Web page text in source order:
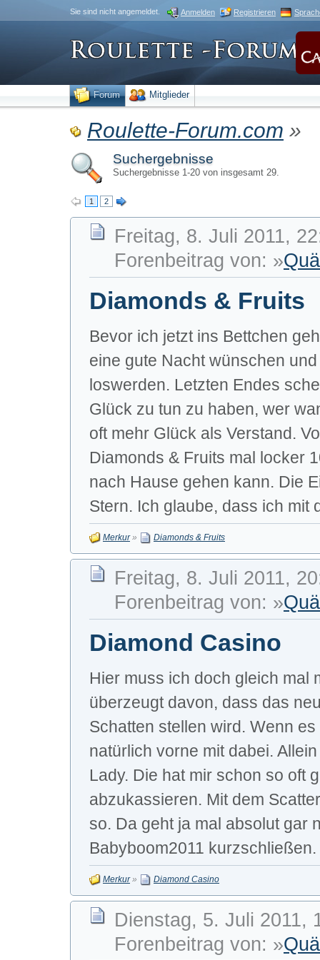
Sie sind nicht angemeldet. Anmelden Registrieren
Forum Mitglieder
Roulette-Forum.com »
Suchergebnisse
Suchergebnisse 1-20 von insgesamt 29.
1 2
Freitag, 8. Juli 2011,
Forenbeitrag von: »
Diamonds & Fruits
Bevor ich jetzt ins Bettchen
eine gute Nacht wünschen
loswerden. Letzten Endes
Glück zu tun zu haben, wer
oft mehr Glück als Verstand.
Diamonds & Fruits mal locker
nach Hause gehen kann. Die
Stern. Ich glaube, dass ich mit
Merkur» Diamonds & Fruits
Freitag, 8. Juli 2011,
Forenbeitrag von: »
Diamond Casino
Hier muss ich doch gleich mal
überzeugt davon, dass das
Schatten stellen wird. Wenn
natürlich vorne mit dabei.
Lady. Die hat mir schon so oft
abzukassieren. Mit dem
so. Da geht ja mal absolut gar
Babyboom2011
Merkur» Diamond Casino
Dienstag, 5. Juli 2011,
Forenbeitrag von: »